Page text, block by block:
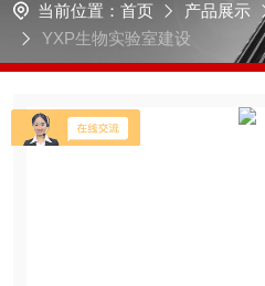
当前位置： 首页 产品展示
YXP生物实验室建设